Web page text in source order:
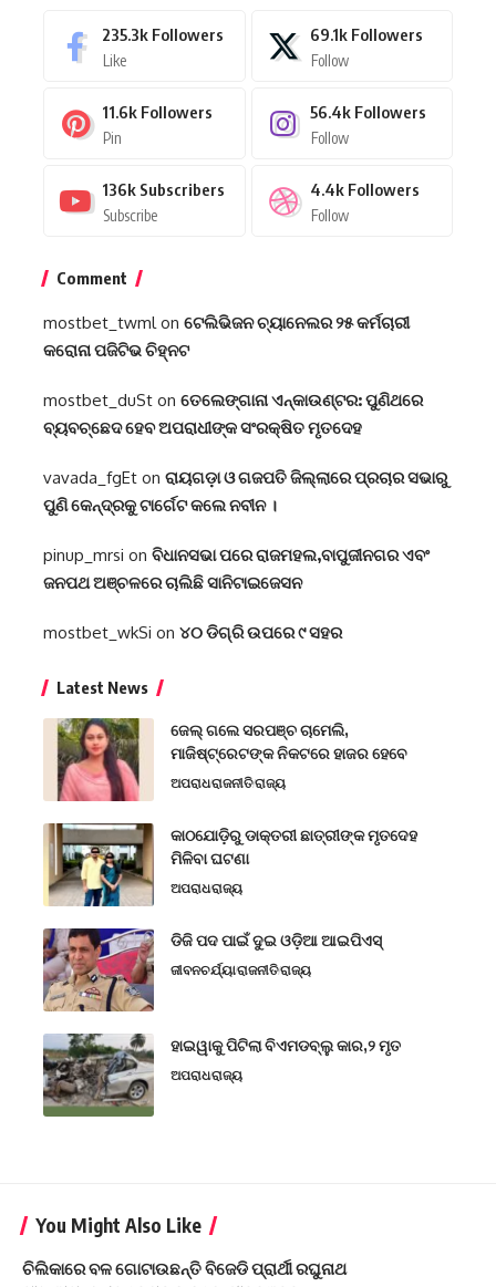
235.3k Followers
Like
69.1k Followers
Follow
11.6k Followers
Pin
56.4k Followers
Follow
136k Subscribers
Subscribe
4.4k Followers
Follow
Comment
mostbet_twmlon ଟେଲିଭିଜନ ଚ୍ୟାନେଲର ୨୫ କର୍ମଚାରୀ
କରୋନା ପଜିଟିଭ ଚିହ୍ନଟ
mostbet_duSt on ତେଲେଙ୍ଗାନା ଏନ୍‌କାଉଣ୍ଟର: ପୁଣିଥରେ
ବ୍ୟବଚ୍ଛେଦ ହେବ ଅପରାଧୀଙ୍କ ସଂରକ୍ଷିତ ମୃତଦେହ
vavada_fgEt on ରାୟଗଡ଼ା ଓ ଗଜପତି ଜିଲ୍ଲାରେ ପ୍ରଚାର ସଭାରୁ
ପୁଣି କେନ୍ଦ୍ରକୁ ଟାର୍ଗେଟ କଲେ ନବୀନ ।
pinup_mrsi on ବିଧାନସଭା ପରେ ରାଜମହଲ,ବାପୁଜୀନଗର ଏବଂ
ଜନପଥ ଅଞ୍ଚଳରେ ଚାଲିଛି ସାନିଟାଇଜେସନ
mostbet_wkSi on ୪୦ ଡିଗ୍ରି ଉପରେ ୯ ସହର
Latest News
ଜେଲ୍ ଗଲେ ସରପଞ୍ଚ ଚାମେଲି,
ମାଜିଷ୍ଟ୍ରେଟଙ୍କ ନିକଟରେ ହାଜର ହେବେ
ଅପରାଧରାଜନୀତିରାଜ୍ୟ
କାଠଯୋଡ଼ିରୁ ଡାକ୍ତରୀ ଛାତ୍ରୀଙ୍କ ମୃତଦେହ
ମିଳିବା ଘଟଣା
ଅପରାଧରାଜ୍ୟ
ଡିଜି ପଦ ପାଇଁ ଦୁଇ ଓଡ଼ିଆ ଆଇପିଏସ୍
ଜୀବନଚର୍ଯ୍ୟାରାଜନୀତିରାଜ୍ୟ
ହାଇୱାକୁ ପିଟିଲା ବିଏମଡବ୍ଲୁ କାର,୨ ମୃତ
ଅପରାଧରାଜ୍ୟ
You Might Also Like
ଚିଲିକାରେ ବଳ ଗୋଟାଉଛନ୍ତି ବିଜେଡି ପ୍ରାର୍ଥୀ ରଘୁନାଥ